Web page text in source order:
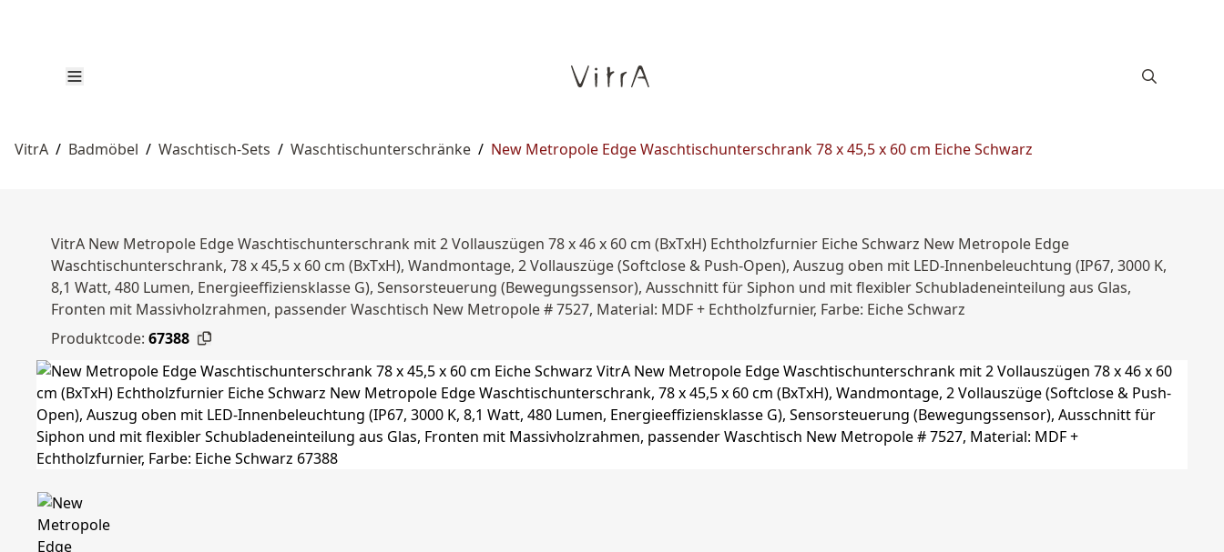
VitrA / Badmöbel / Waschtisch-Sets / Waschtischunterschränke / New Metropole Edge Waschtischunterschrank 78 x 45,5 x 60 cm Eiche Schwarz
VitrA New Metropole Edge Waschtischunterschrank mit 2 Vollauszügen 78 x 46 x 60 cm (BxTxH) Echtholzfurnier Eiche Schwarz New Metropole Edge
Waschtischunterschrank, 78 x 45,5 x 60 cm (BxTxH), Wandmontage, 2 Vollauszüge (Softclose & Push-Open), Auszug oben mit LED-Innenbeleuchtung (IP67, 3000 K,
8,1 Watt, 480 Lumen, Energieeffiziensklasse G), Sensorsteuerung (Bewegungssensor), Ausschnitt für Siphon und mit flexibler Schubladeneinteilung aus Glas,
Fronten mit Massivholzrahmen, passender Waschtisch New Metropole # 7527, Material: MDF + Echtholzfurnier, Farbe: Eiche Schwarz
Produktcode: 67388